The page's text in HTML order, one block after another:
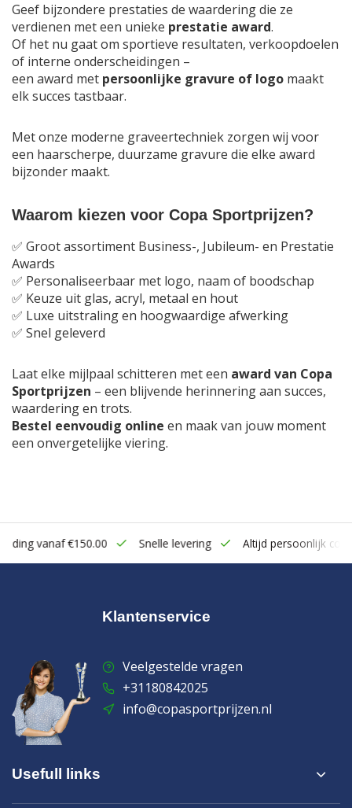
Geef bijzondere prestaties de waardering die ze
verdienen met een unieke prestatie award.
Of het nu gaat om sportieve resultaten, verkoopdoelen
of interne onderscheidingen –
een award met persoonlijke gravure of logo maakt
elk succes tastbaar.
Met onze moderne graveertechniek zorgen wij voor
een haarscherpe, duurzame gravure die elke award
bijzonder maakt.
Waarom kiezen voor Copa Sportprijzen?
✅ Groot assortiment Business-, Jubileum- en Prestatie
Awards
✅ Personaliseerbaar met logo, naam of boodschap
✅ Keuze uit glas, acryl, metaal en hout
✅ Luxe uitstraling en hoogwaardige afwerking
✅ Snel geleverd
Laat elke mijlpaal schitteren met een award van Copa
Sportprijzen – een blijvende herinnering aan succes,
waardering en trots.
Bestel eenvoudig online en maak van jouw moment
een onvergetelijke viering.
vanaf €150.00 Snelle levering Altijd persoonlijk
Klantenservice
Veelgestelde vragen
+31180842025
info@copasportprijzen.nl
Usefull links